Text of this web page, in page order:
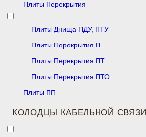
Плиты Перекрытия
Плиты Днища ПДУ, ПТУ
Плиты Перекрытия П
Плиты Перекрытия ПТ
Плиты Перекрытия ПТО
Плиты ПП
КОЛОДЦЫ КАБЕЛЬНОЙ СВЯЗИ